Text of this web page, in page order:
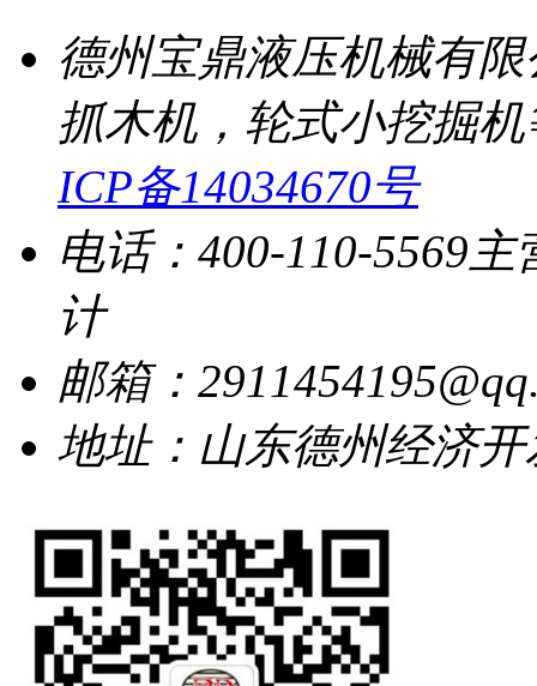
德州宝鼎液压机械有
抓木机，轮式小挖掘
ICP备14034670号
电话：400-110-5569 主
计
邮箱：
地址：山东德州经济